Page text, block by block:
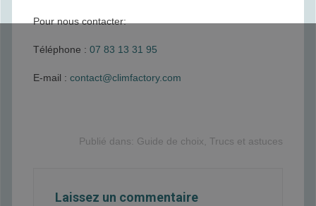
Pour nous contacter:
Téléphone : 07 83 13 31 95
E-mail : contact@climfactory.com
Publié dans: Guide de choix Trucs et astuces
Laissez un commentaire